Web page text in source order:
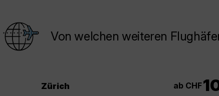
Von welchen weiteren
Zürich ab CHF